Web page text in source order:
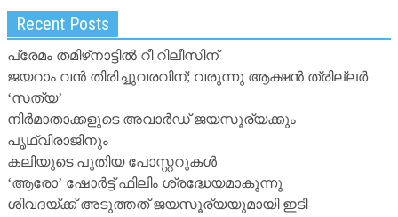
Recent Posts
പ്രേമം തമിഴ്‌നാട്ടില്‍ റീ റിലീസിന്
ജയറാം വന്‍ തിരിച്ചുവരവിന്; വരുന്നു ആക്ഷന്‍ ത്രില്ലര്‍
‘സത്യ’
നിര്‍മാതാക്കളുടെ അവാര്‍ഡ് ജയസൂര്യക്കും
പൃഥ്വിരാജിനും
കലിയുടെ പുതിയ പോസ്റ്ററുകള്‍
‘ആരോ’ ഷോര്‍ട്ട് ഫിലിം ശ്രദ്ധേയമാകുന്നു
ശിവദയ്ക്ക് അടുത്തത് ജയസൂര്യയുമായി ഇടി